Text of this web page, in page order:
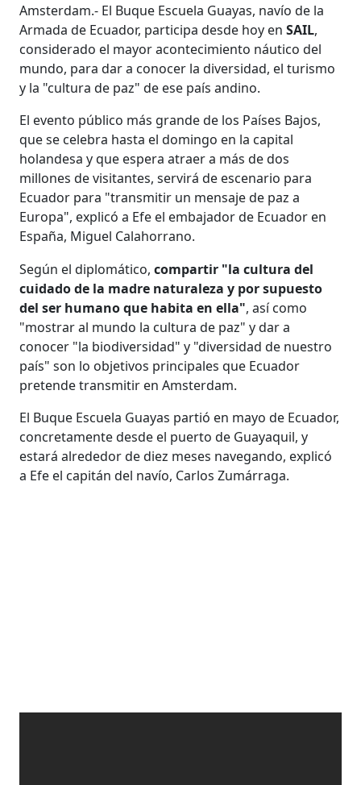
Amsterdam.- El Buque Escuela Guayas, navío de la
Armada de Ecuador, participa desde hoy enSAIL,
considerado el mayor acontecimiento náutico del
mundo, para dar a conocer la diversidad, el turismo
y la "cultura de paz" de ese país andino.
El evento público más grande de los Países Bajos,
que se celebra hasta el domingo en la capital
holandesa y que espera atraer a más de dos
millones de visitantes, servirá de escenario para
Ecuador para "transmitir un mensaje de paz a
Europa", explicó a Efe el embajador de Ecuador en
España, Miguel Calahorrano.
Según el diplomático, compartir "la cultura del
cuidado de la madre naturaleza y por supuesto
del ser humano que habita en ella", así como
"mostrar al mundo la cultura de paz" y dar a
conocer "la biodiversidad" y "diversidad de nuestro
país" son lo objetivos principales que Ecuador
pretende transmitir en Amsterdam.
El Buque Escuela Guayas partió en mayo de Ecuador,
concretamente desde el puerto de Guayaquil, y
estará alrededor de diez meses navegando, explicó
a Efe el capitán del navío, Carlos Zumárraga.